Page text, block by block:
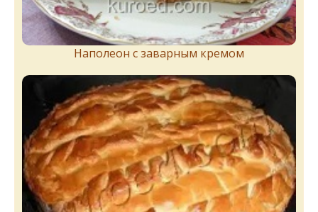
Наполеон с заварным кремом